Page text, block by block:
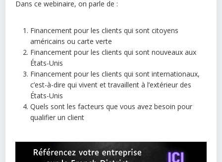
Dans ce webinaire, on parle de :
Financement pour les clients qui sont citoyens
américains ou carte verte
Financement pour les clients qui sont nouveaux aux
États-Unis
Financement pour les clients qui sont internationaux,
c’est-à-dire qui vivent et travaillent à l’extérieur des
États-Unis
Quels sont les facteurs que vous avez besoin pour
qualifier un client